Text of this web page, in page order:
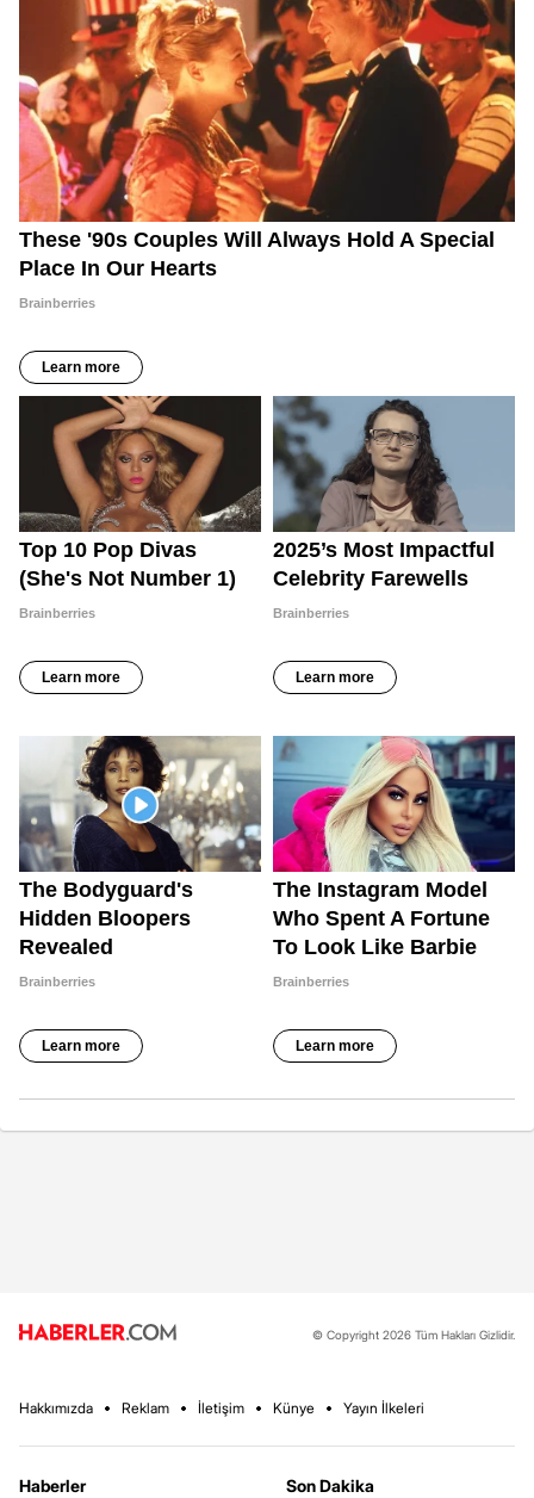
© Copyright 2026 Tüm Hakları Gizlidir.
Hakkımızda Reklam İletişim Künye Yayın İlkeleri
Haberler
Son Dakika